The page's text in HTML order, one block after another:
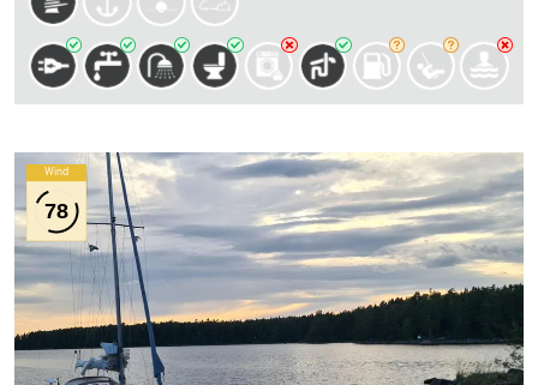
Wind
78